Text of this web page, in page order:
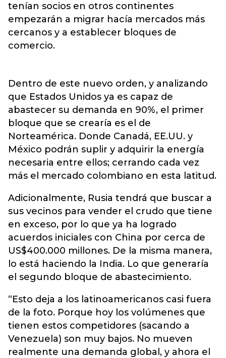
tenían socios en otros continentes
empezarán a migrar hacía mercados más
cercanos y a establecer bloques de
comercio.
Dentro de este nuevo orden, y analizando
que Estados Unidos ya es capaz de
abastecer su demanda en 90%, el primer
bloque que se crearía es el de
Norteamérica. Donde Canadá, EE.UU. y
México podrán suplir y adquirir la energía
necesaria entre ellos; cerrando cada vez
más el mercado colombiano en esta latitud.
Adicionalmente, Rusia tendrá que buscar a
sus vecinos para vender el crudo que tiene
en exceso, por lo que ya ha logrado
acuerdos iniciales con China por cerca de
US$400.000 millones. De la misma manera,
lo está haciendo la India. Lo que generaría
el segundo bloque de abastecimiento.
“Esto deja a los latinoamericanos casi fuera
de la foto. Porque hoy los volúmenes que
tienen estos competidores (sacando a
Venezuela) son muy bajos. No mueven
realmente una demanda global, y ahora el